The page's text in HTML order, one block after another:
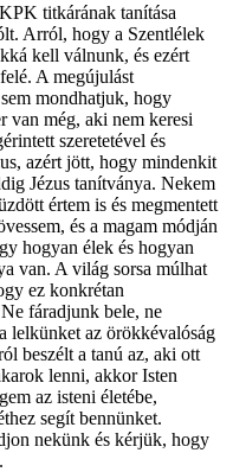
titkárának tanítása
Arról, hogy a Szentlélek
kell válnunk, és ezért
A megújulást
mondhatjuk, hogy
van még, aki nem keresi
szeretetével és
azért jött, hogy mindenkit
Jézus tanítványa. Nekem
értem is és megmentett
és a magam módján
hogyan élek és hogyan
van. A világ sorsa múlhat
ez konkrétan
fáradjunk bele, ne
lelkünket az örökkévalóság
beszélt a tanú az, aki ott
lenni, akkor Isten
az isteni életébe,
segít bennünket.
nekünk és kérjük, hogy